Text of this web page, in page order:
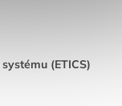
(ETICS)